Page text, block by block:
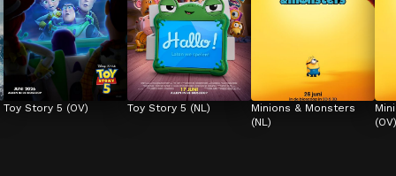
Toy Story 5 (OV) Toy Story 5 (NL)
Minions & Monsters
(NL)
(OV)